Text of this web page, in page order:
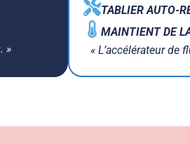
»
TABLIER AUTO-
MAINTIENT DE
« L’accélérateur de